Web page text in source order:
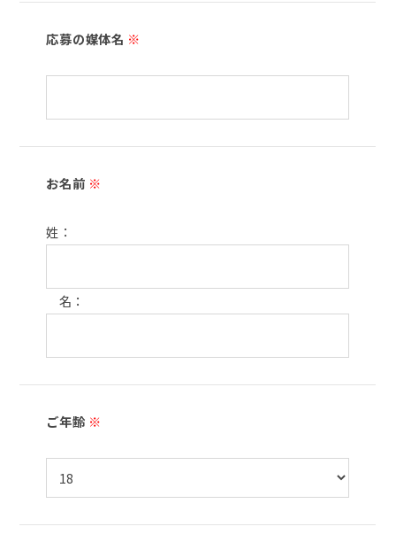
応募の媒体名 ※
お名前 ※
姓：
名：
ご年齢 ※